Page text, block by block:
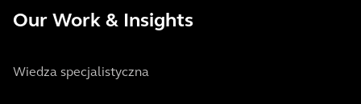
Our Work & Insights
Wiedza specjalistyczna